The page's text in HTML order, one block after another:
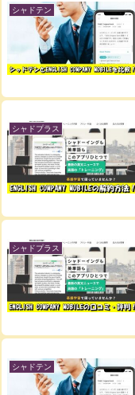
シャドテン
シャドプラス
シャドプラス
シャドテン